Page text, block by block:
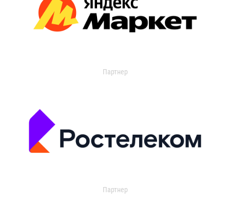
Партнер
Партнер